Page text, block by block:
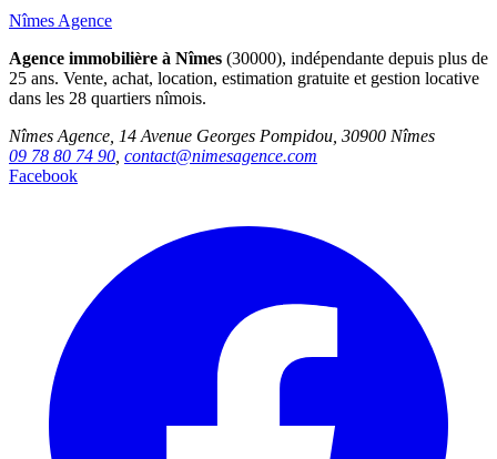
Nîmes Agence
Agence immobilière à Nîmes (30000), indépendante depuis plus de
25 ans. Vente, achat, location, estimation gratuite et gestion locative
dans les 28 quartiers nîmois.
Nîmes Agence, 14 Avenue Georges Pompidou, 30900 Nîmes
09 78 80 74 90 contact@nimesagence.com
Facebook